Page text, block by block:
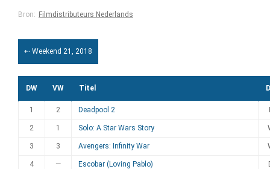
Bron: Filmdistributeurs Nederlands
⇠ Weekend 21, 2018
DW VW Titel
1 2 Deadpool 2
2 1 Solo: A Star Wars Story
3 3 Avengers: Infinity War
4 — Escobar (Loving Pablo)